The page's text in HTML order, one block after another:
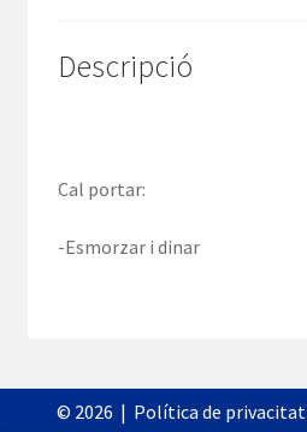
Descripció
Cal portar:
-Esmorzar i dinar
© 2026 | Política de privacitat